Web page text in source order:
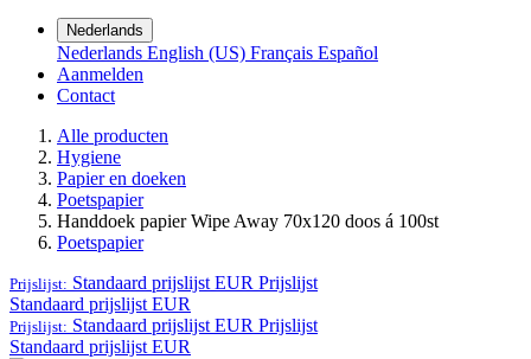
Nederlands
Nederlands English (US) Français Español
Aanmelden
Contact
Alle producten
Hygiene
Papier en doeken
Poetspapier
Handdoek papier Wipe Away 70x120 doos á 100st
Poetspapier
Prijslijst: Standaard prijslijst EUR Prijslijst
Standaard prijslijst EUR
Prijslijst: Standaard prijslijst EUR Prijslijst
Standaard prijslijst EUR